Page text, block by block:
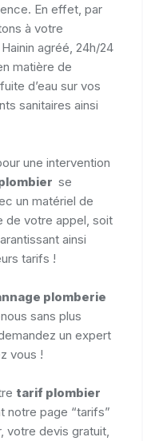
En effet, par
à votre
agréé, 24h/24
matière de
d’eau sur vos
sanitaires ainsi
une intervention
se
un matériel de
de votre appel, soit
ainsi
tarifs !
plomberie
sans plus
un expert
vous !
tarif plombier
notre page “tarifs”
votre devis gratuit,